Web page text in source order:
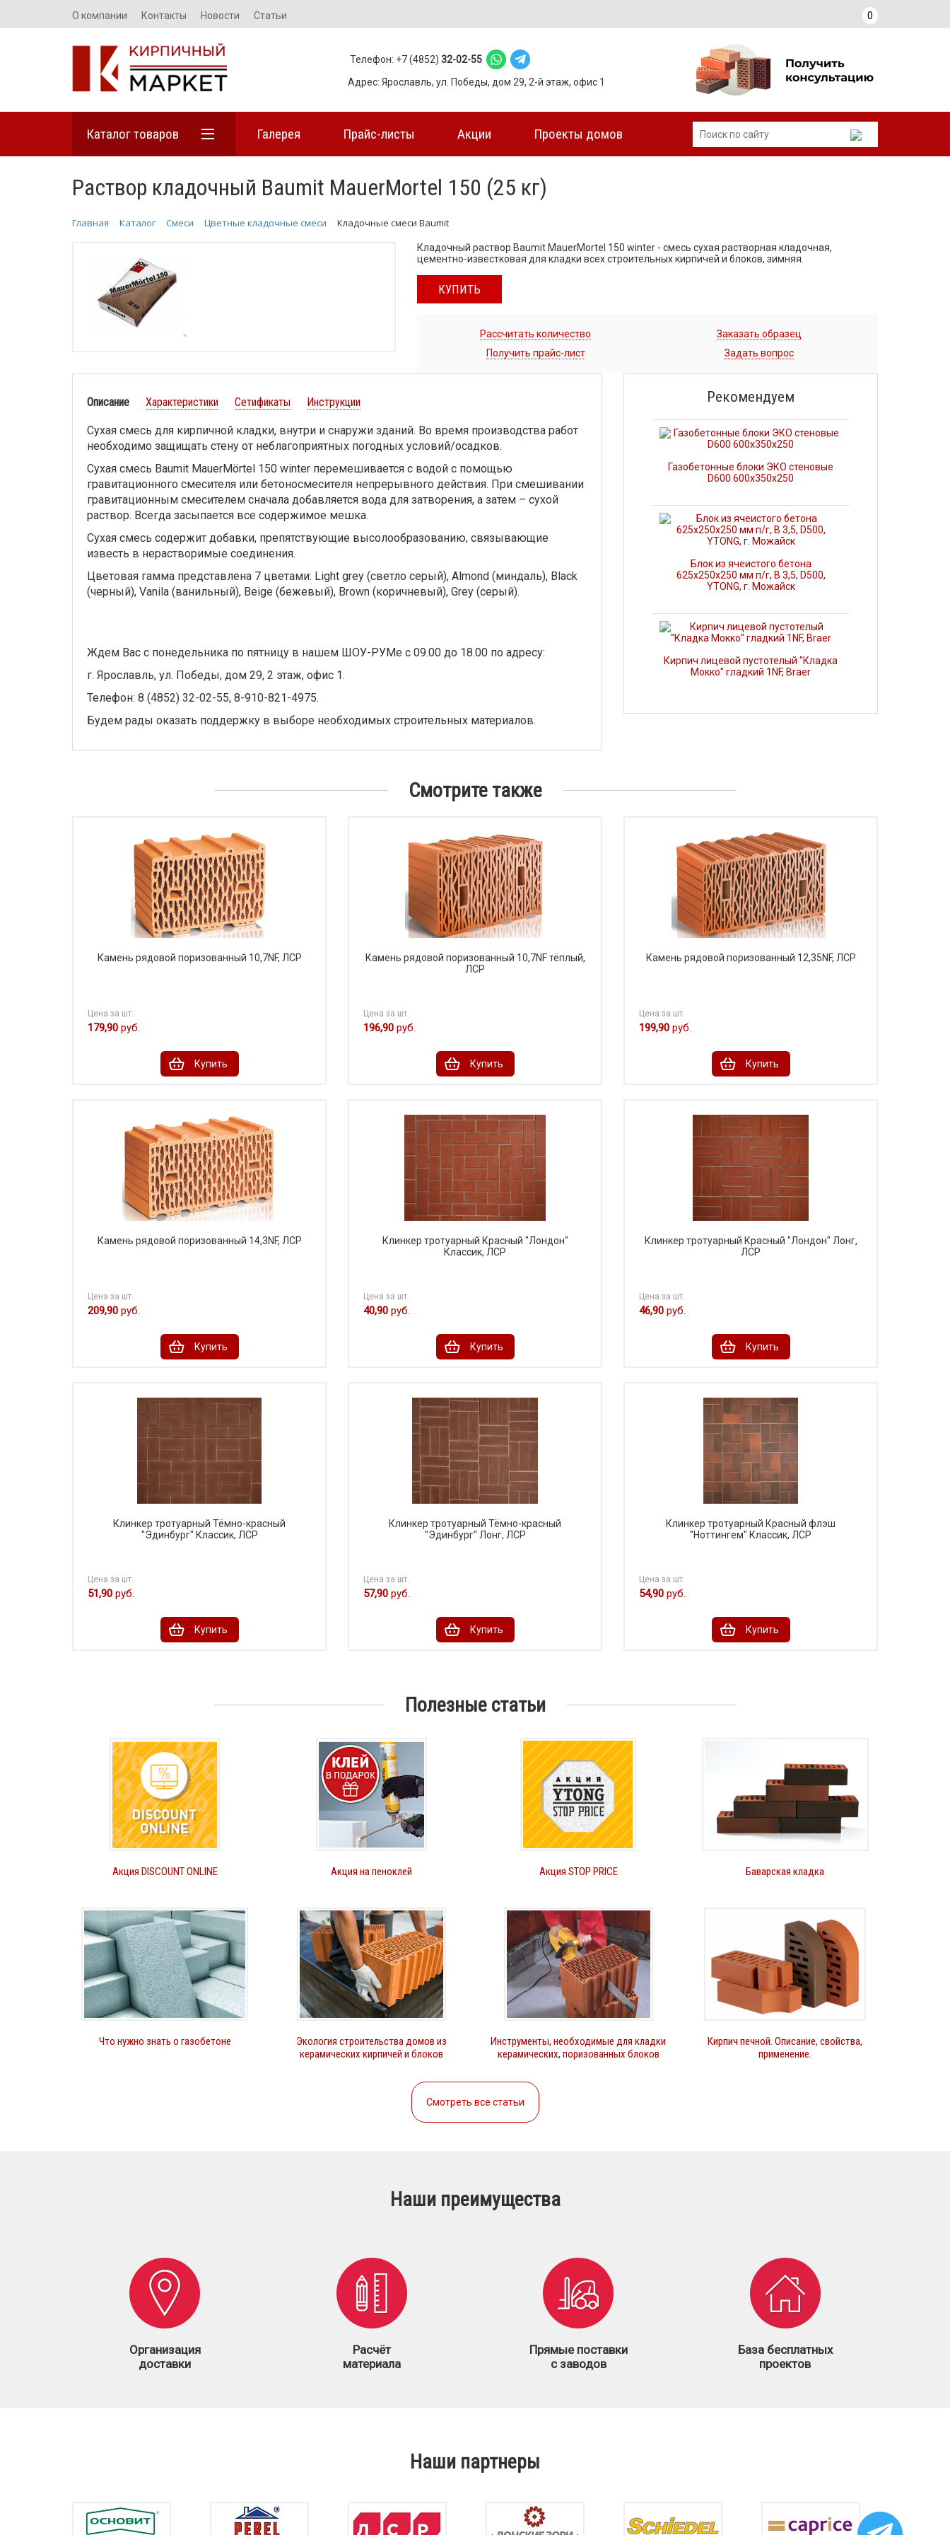
О компании Контакты Новости Статьи 0
Телефон: +7 (4852) 32-02-55
Адрес: Ярославль, ул. Победы, дом 29, 2-й этаж, офис 1
Каталог товаров Галерея Прайс-листы Акции Проекты домов
Раствор кладочный Baumit MauerMortel 150 (25 кг)
Главная Каталог Смеси Цветные кладочные смеси Кладочные смеси Baumit
Кладочный раствор Baumit MauerMortel 150 winter - смесь сухая растворная кладочная,
цементно-известковая для кладки всех строительных кирпичей и блоков, зимняя.
КУПИТЬ
Рассчитать количество
Заказать образец
Получить прайс-лист
Задать вопрос
Описание Характеристики Сетификаты Инструкции
Сухая смесь для кирпичной кладки, внутри и снаружи зданий. Во время производства работ
необходимо защищать стену от неблагоприятных погодных условий/осадков.
Сухая смесь Baumit MauerMörtel 150 winter перемешивается с водой с помощью
гравитационного смесителя или бетоносмесителя непрерывного действия. При смешивании
гравитационным смесителем сначала добавляется вода для затворения, а затем – сухой
раствор. Всегда засыпается все содержимое мешка.
Сухая смесь содержит добавки, препятствующие высолообразованию, связывающие
известь в нерастворимые соединения.
Цветовая гамма представлена 7 цветами: Light grey (светло серый), Almond (миндаль), Black
(черный), Vanila (ванильный), Beige (бежевый), Brown (коричневый), Grey (серый).
Ждем Вас с понедельника по пятницу в нашем ШОУ-РУМе с 09.00 до 18.00 по адресу:
г. Ярославль, ул. Победы, дом 29, 2 этаж, офис 1.
Телефон: 8 (4852) 32-02-55, 8-910-821-4975.
Будем рады оказать поддержку в выборе необходимых строительных материалов.
Рекомендуем
Газобетонные блоки ЭКО стеновые
D600 600x350x250
Блок из ячеистого бетона
625х250х250 мм п/г, В 3,5, D500,
YTONG, г. Можайск
Кирпич лицевой пустотелый "Кладка
Мокко" гладкий 1NF, Braer
Смотрите также
Камень рядовой поризованный 10,7NF, ЛСР
Цена за шт.
179,90 руб.
Купить
Камень рядовой поризованный 10,7NF тёплый,
ЛСР
Цена за шт.
196,90 руб.
Купить
Камень рядовой поризованный 12,35NF, ЛСР
Цена за шт.
199,90 руб.
Купить
Камень рядовой поризованный 14,3NF, ЛСР
Цена за шт.
209,90 руб.
Купить
Клинкер тротуарный Красный "Лондон"
Классик, ЛСР
Цена за шт.
40,90 руб.
Купить
Клинкер тротуарный Красный "Лондон" Лонг,
ЛСР
Цена за шт.
46,90 руб.
Купить
Клинкер тротуарный Тёмно-красный
"Эдинбург" Классик, ЛСР
Цена за шт.
51,90 руб.
Купить
Клинкер тротуарный Тёмно-красный
"Эдинбург" Лонг, ЛСР
Цена за шт.
57,90 руб.
Купить
Клинкер тротуарный Красный флэш
"Ноттингем" Классик, ЛСР
Цена за шт.
54,90 руб.
Купить
Полезные статьи
Акция DISCOUNT ONLINE Акция на пеноклей Акция STOP PRICE Баварская кладка
Что нужно знать о газобетоне
Экология строительства домов из
керамических кирпичей и блоков
Инструменты, необходимые для кладки
керамических, поризованных блоков
Кирпич печной. Описание, свойства,
применение.
Смотреть все статьи
Наши преимущества
Организация
доставки
Расчёт
материала
Прямые поставки
с заводов
База бесплатных
проектов
Наши партнеры